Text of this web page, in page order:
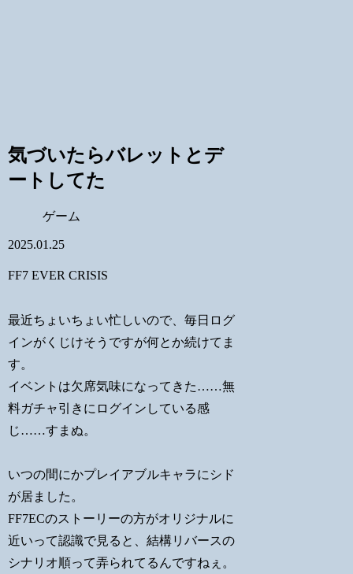
気づいたらバレットとデ
ートしてた
ゲーム
2025.01.25
FF7 EVER CRISIS
最近ちょいちょい忙しいので、毎日ログ
インがくじけそうですが何とか続けてま
す。
イベントは欠席気味になってきた……無
料ガチャ引きにログインしている感
じ……すまぬ。
いつの間にかプレイアブルキャラにシド
が居ました。
FF7ECのストーリーの方がオリジナルに
近いって認識で見ると、結構リバースの
シナリオ順って弄られてるんですねぇ。